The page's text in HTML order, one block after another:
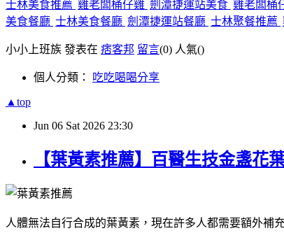
士林美食推薦 雞老闆桶仔雞 劍潭捷運站美食 雞老闆桶
美食餐廳 士林美食餐廳 劍潭捷運站餐廳 士林聚餐推薦
小小上班族 發表在 痞客邦 留言(0) 人氣()
個人分類： 吃吃喝喝分享
▲top
Jun 06 Sat 2026 23:30
【葉黃素推薦】百醫生技金盞花
人體無法自行合成的葉黃素，現在許多人都需要額外補